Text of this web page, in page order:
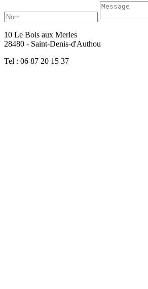
10 Le Bois aux Merles
28480 - Saint-Denis-d'Authou
Tel : 06 87 20 15 37